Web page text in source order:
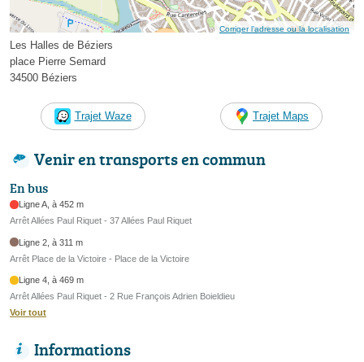
Corriger l’adresse ou la localisation
Les Halles de Béziers
place Pierre Semard
34500 Béziers
Trajet Waze Trajet Maps
Venir en transports en commun
En bus
Ligne A, à 452 m
Arrêt Allées Paul Riquet - 37 Allées Paul Riquet
Ligne 2, à 311 m
Arrêt Place de la Victoire - Place de la Victoire
Ligne 4, à 469 m
Arrêt Allées Paul Riquet - 2 Rue François Adrien Boieldieu
Voir tout
Informations